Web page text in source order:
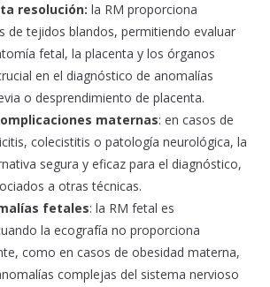
resolución: la RM proporciona
de tejidos blandos, permitiendo evaluar
fetal, la placenta y los órganos
en el diagnóstico de anomalías
o desprendimiento de placenta.
maternas: en casos de
colecistitis o patología neurológica, la
segura y eficaz para el diagnóstico,
a otras técnicas.
fetales: la RM fetal es
la ecografía no proporciona
como en casos de obesidad materna,
complejas del sistema nervioso